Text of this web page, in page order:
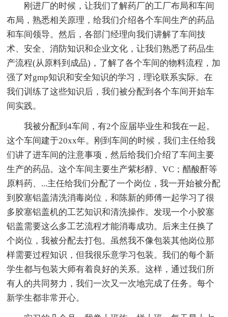
刚进厂的时候，让我们了解药厂的工厂布局和车间
布局，熟悉相关原理，给我们介绍各个车间生产的药品
和车间领导。然后，各部门经理向我们讲解了车间技
术、安全、消防知识和企业文化，让我们熟悉了药品生
产流程(从原料到成品)，了解了各个车间的物料流程，加
强了对gmp知识和安全知识的学习，理论联系实际。在
我们训练了这些知识后，我们被分配到各个车间开始车
间实践。
我被分配到4车间，有2个应届毕业生和我在一起。
这个车间建于20xx年。刚到车间的时候，我们主任给我
们讲了进车间的注意事项，然后给我们介绍了车间主要
生产的药品。这个车间主要生产紫杉醇、VC；醋酸酐等
原料药、...主任给我们分配了一个岗位，我一开始被分配
到胶塞铝盖清洗消毒岗位，和陈新的师傅一起学习了很
多胶塞铝盖机的工艺知识和清洗操作。发现一个小胶塞
铝盖需要这么多工艺流程才能消毒成功。后来主任换了
个岗位，我被分配去打包。虽然我不像包装其他岗位那
样需要过程知识，但我很乐意学习包装。我们的每个新
学生都与包装大师有着良好的关系。这样，通过我们所
有人的共同努力，我们一次又一次地完成了任务。每个
新学生都非常开心。